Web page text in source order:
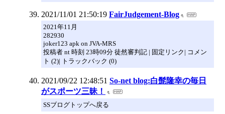
2021/11/01 21:50:19 FairJudgement-Blog
2021年11月
282930
joker123 apk on JVA-MRS
投稿者 nt 時刻 23時09分 徒然審判記 | 固定リンク| コメン
ト (2)| トラックバック (0)
2021/09/22 12:48:51 So-net blog:白髭隆幸の毎日
がスポーツ三昧！
SSブログトップへ戻る